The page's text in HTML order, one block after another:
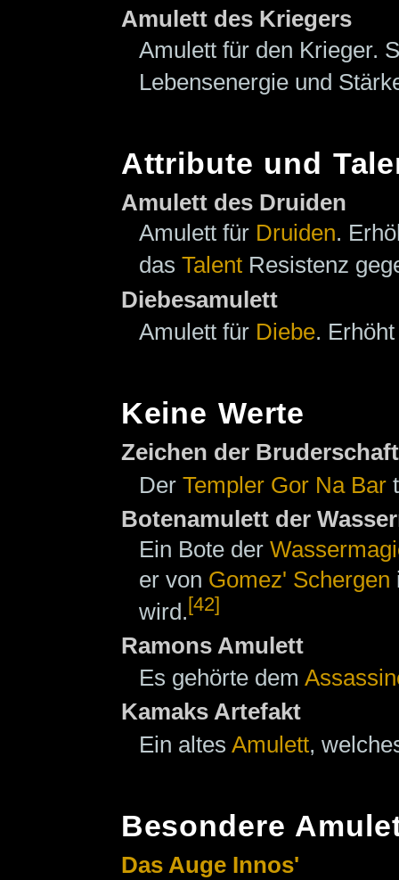
Amulett des Kriegers
Amulett für den Krieger.
Lebensenergie und
Attribute und
Amulett des Druiden
Amulett für Druiden.
das Talent Resistenz
Diebesamulett
Amulett für Diebe.
Keine Werte
Zeichen der Bruderschaft
Der Templer Gor Na Bar
Botenamulett der
Ein Bote der
er von Gomez' Schergen
wird.[42]
Ramons Amulett
Es gehörte dem
Kamaks Artefakt
Ein altes Amulett,
Besondere
Das Auge Innos'